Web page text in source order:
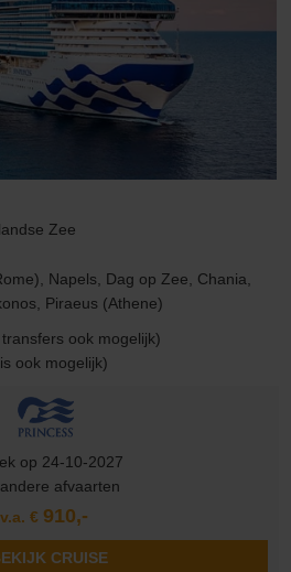
Zee
Napels, Dag op Zee, Chania,
Piraeus (Athene)
ook mogelijk)
ook mogelijk)
op 24-10-2027
afvaarten
v.a. € 910,-
CRUISE